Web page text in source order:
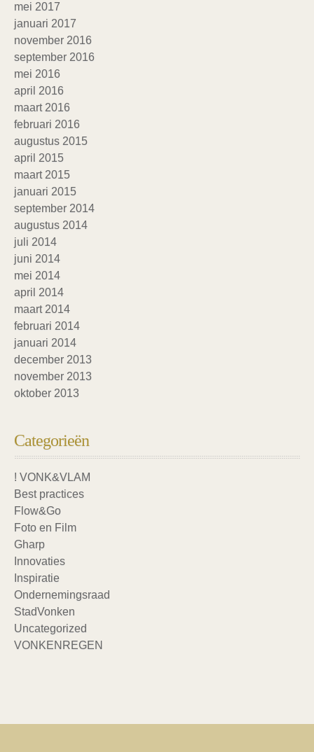
mei 2017
januari 2017
november 2016
september 2016
mei 2016
april 2016
maart 2016
februari 2016
augustus 2015
april 2015
maart 2015
januari 2015
september 2014
augustus 2014
juli 2014
juni 2014
mei 2014
april 2014
maart 2014
februari 2014
januari 2014
december 2013
november 2013
oktober 2013
Categorieën
! VONK&VLAM
Best practices
Flow&Go
Foto en Film
Gharp
Innovaties
Inspiratie
Ondernemingsraad
StadVonken
Uncategorized
VONKENREGEN